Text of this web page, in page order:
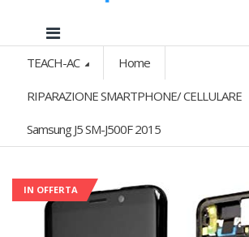
TEACH-AC Home
RIPARAZIONE SMARTPHONE/ CELLULARE
Samsung J5 SM-J500F 2015
IN OFFERTA